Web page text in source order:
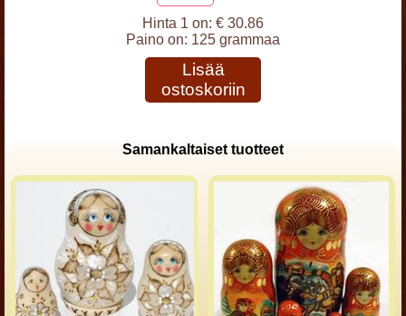
Hinta 1 on: € 30.86
Paino on: 125 grammaa
Lisää
ostoskoriin
Samankaltaiset tuotteet